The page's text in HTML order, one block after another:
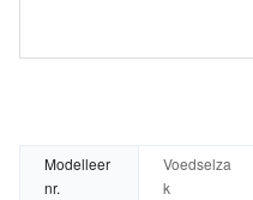
Modelleer
nr.
Voedselza
k